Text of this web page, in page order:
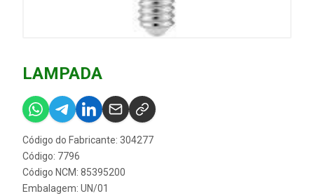
LAMPADA
Código do Fabricante: 304277
Código: 7796
Código NCM: 85395200
Embalagem: UN/01